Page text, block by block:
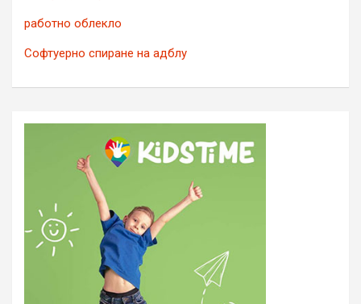
работно облекло
Софтуерно спиране на адблу